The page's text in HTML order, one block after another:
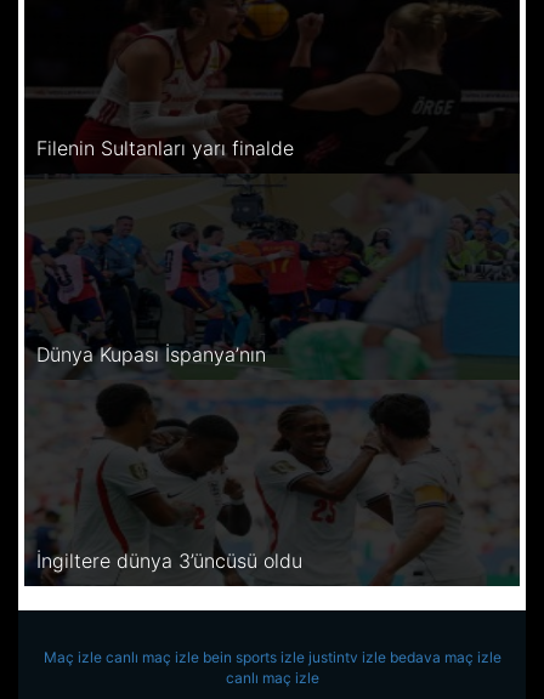
Filenin Sultanları yarı finalde
Dünya Kupası İspanya’nın
İngiltere dünya 3’üncüsü oldu
Maç izle canlı maç izle bein sports izle justintv izle bedava maç izle
canlı maç izle